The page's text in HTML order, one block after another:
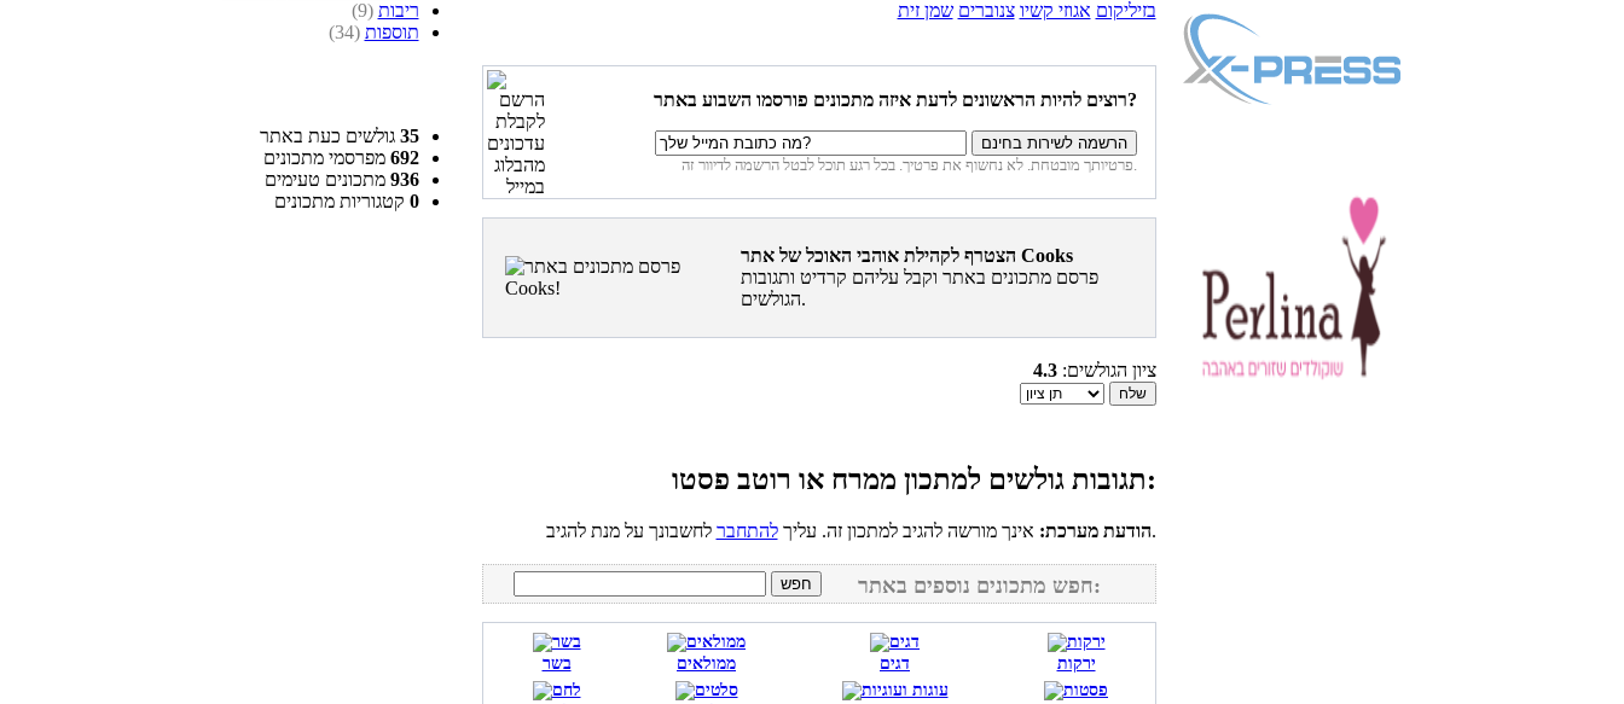
ריבות (9)
תוספות (34)
35 גולשים כעת באתר
692 מפרסמי מתכונים
936 מתכונים טעימים
0 קטגוריות מתכונים
בזיליקום אגוזי קשיו צנוברים שמן זית
רוצים להיות הראשונים לדעת איזה מתכונים פורסמו השבוע באתר?
פרטיותך מובטחת. לא נחשוף את פרטיך. בכל רגע תוכל לבטל הרשמה לדיוור זה.
הצטרף לקהילת אוהבי האוכל של אתר Cooks
פרסם מתכונים באתר וקבל עליהם קרדיט ותגובות
הגולשים.
ציון הגולשים:4.3
תגובות גולשים למתכון ממרח או רוטב פסטו:
הודעת מערכת: אינך מורשה להגיב למתכון זה. עליךלהתחבר לחשבונך על מנת להגיב.
חפש מתכונים נוספים באתר:
בשר ממולאים דגים ירקות